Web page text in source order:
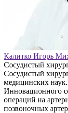
Калитко Игорь
Сосудистый
Сосудистый
медицинских
Инновационного
операций на
позвоночных